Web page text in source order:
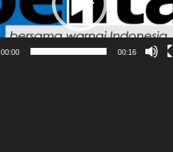
00:00 00:16